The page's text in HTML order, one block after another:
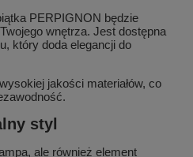
PERPIGNON będzie
wnętrza. Jest dostępna
który doda elegancji do
jakości materiałów, co
styl
ale również element